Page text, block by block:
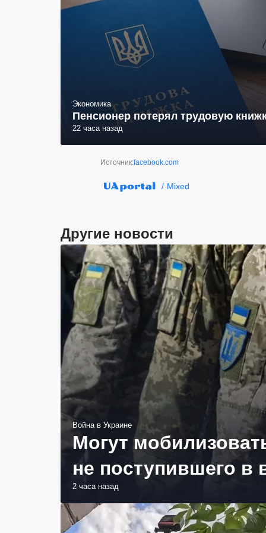
Экономика
Пенсионер потерял трудовую
22 часа назад
Источник:facebook.com
Mixed
Другие новости
Война в Украине
Могут
не поступившего в
2 часа назад